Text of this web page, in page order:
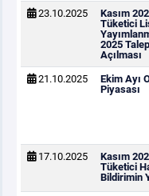
23.10.2025
Kasım
Tüketici
2025
Açılması
21.10.2025
Ekim Ayı
Piyasası
17.10.2025
Kasım
Tüketici
Bildirimin